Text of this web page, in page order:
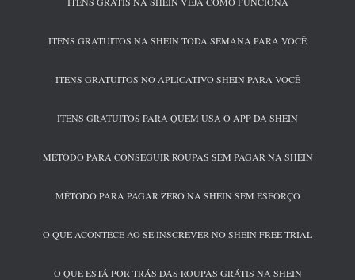
ITENS GRATUITOS NA SHEIN TODA SEMANA PARA VOCÊ
ITENS GRATUITOS NO APLICATIVO SHEIN PARA VOCÊ
ITENS GRATUITOS PARA QUEM USA O APP DA SHEIN
MÉTODO PARA CONSEGUIR ROUPAS SEM PAGAR NA SHEIN
MÉTODO PARA PAGAR ZERO NA SHEIN SEM ESFORÇO
O QUE ACONTECE AO SE INSCREVER NO SHEIN FREE TRIAL
O QUE ESTÁ POR TRÁS DAS ROUPAS GRÁTIS NA SHEIN